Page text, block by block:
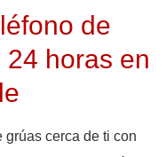
de
horas en
grúas cerca de ti con